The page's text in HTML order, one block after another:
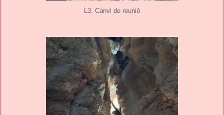
L3. Canvi de reunió